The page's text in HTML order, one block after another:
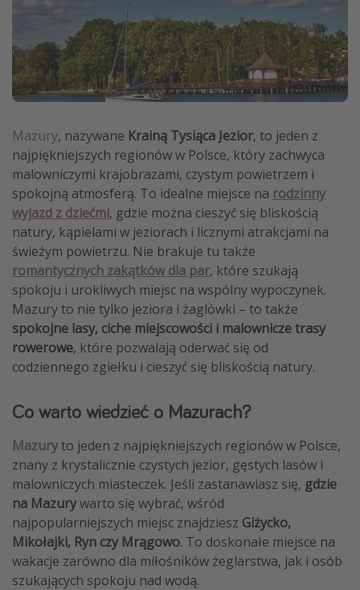
Sylwester za granicą
Wyjazd na narty
Wyjazdy na Majówkę
Wszystkie
Więcej tematów
Newsy, ciekawostki, porady podróżnicze
Najlepsze aplikacje podróżnicze
Kalendarz podróży
Mazury, nazywane Krainą Tysiąca Jezior, to jeden z
najpiękniejszych regionów w Polsce, który zachwyca
malowniczymi krajobrazami, czystym powietrzem i
spokojną atmosferą. To idealne miejsce na rodzinny
wyjazd z dziećmi, gdzie można cieszyć się bliskością
natury, kąpielami w jeziorach i licznymi atrakcjami na
świeżym powietrzu. Nie brakuje tu także
romantycznych zakątków dla par, które szukają
spokoju i urokliwych miejsc na wspólny wypoczynek.
Mazury to nie tylko jeziora i żaglówki – to także
spokojne lasy, ciche miejscowości i malownicze trasy
rowerowe, które pozwalają oderwać się od
codziennego zgiełku i cieszyć się bliskością natury.
Co warto wiedzieć o Mazurach?
Mazury to jeden z najpiękniejszych regionów w Polsce,
znany z krystalicznie czystych jezior, gęstych lasów i
malowniczych miasteczek. Jeśli zastanawiasz się, gdzie
na Mazurywarto się wybrać, wśród
najpopularniejszych miejsc znajdziesz Giżycko,
Mikołajki, Ryn czy Mrągowo. To doskonałe miejsce na
wakacje zarówno dla miłośników żeglarstwa, jak i osób
szukających spokoju nad wodą.